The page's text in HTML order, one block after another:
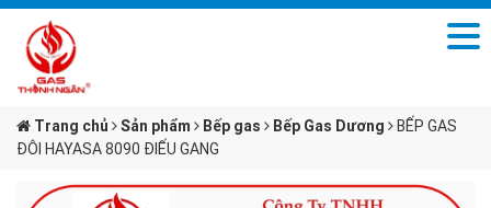
Trang chủ Sản phẩm Bếp gas Bếp Gas Dương
BẾP GAS
ĐÔI HAYASA 8090 ĐIẾU GANG